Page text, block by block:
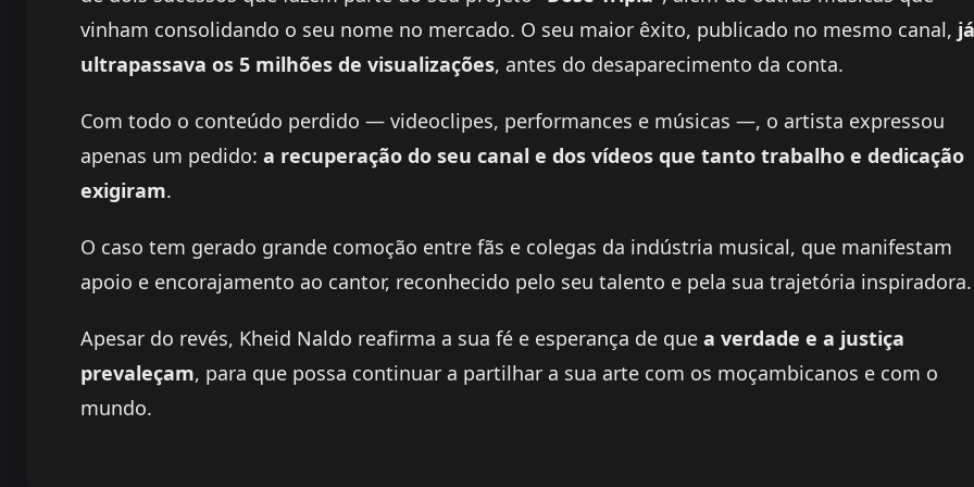
vinham consolidando o seu nome no mercado. O seu maior êxito, publicado no mesmo canal, já
ultrapassava os 5 milhões de visualizações, antes do desaparecimento da conta.
Com todo o conteúdo perdido — videoclipes, performances e músicas —, o artista expressou
apenas um pedido: a recuperação do seu canal e dos vídeos que tanto trabalho e dedicação
exigiram.
O caso tem gerado grande comoção entre fãs e colegas da indústria musical, que manifestam
apoio e encorajamento ao cantor, reconhecido pelo seu talento e pela sua trajetória inspiradora.
Apesar do revés, Kheid Naldo reafirma a sua fé e esperança de que a verdade e a justiça
prevaleçam, para que possa continuar a partilhar a sua arte com os moçambicanos e com o
mundo.